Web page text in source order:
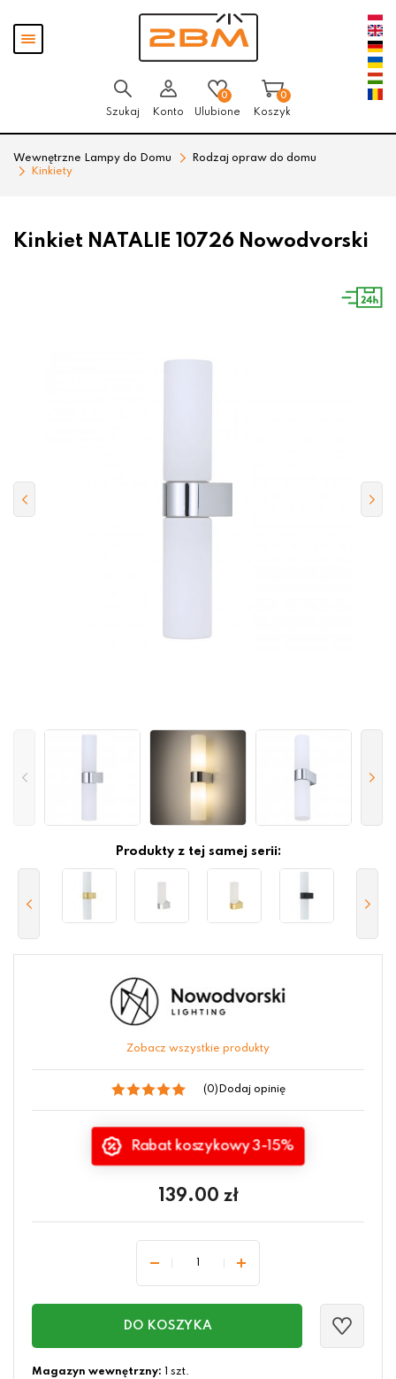
Pokaż
menu
Szukaj Konto
0
Ulubione
0
Koszyk
Wewnętrzne Lampy do Domu
Rodzaj opraw do domu
Kinkiety
Kinkiet NATALIE 10726 Nowodvorski
Produkty z tej samej serii:
Zobacz wszystkie produkty
(0) Dodaj opinię
Rabat koszykowy 3-15%
139.00 zł
DO KOSZYKA
Magazyn wewnętrzny: 1 szt.